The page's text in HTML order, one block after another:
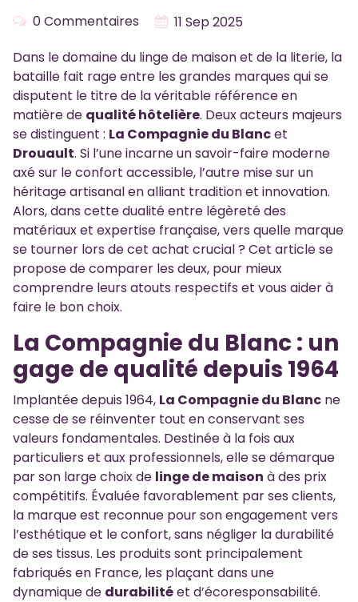
0 Commentaires
11 Sep 2025
Dans le domaine du linge de maison et de la literie, la
bataille fait rage entre les grandes marques qui se
disputent le titre de la véritable référence en
matière de qualité hôtelière. Deux acteurs majeurs
se distinguent : La Compagnie du Blancet
Drouault. Si l’une incarne un savoir-faire moderne
axé sur le confort accessible, l’autre mise sur un
héritage artisanal en alliant tradition et innovation.
Alors, dans cette dualité entre légèreté des
matériaux et expertise française, vers quelle marque
se tourner lors de cet achat crucial ? Cet article se
propose de comparer les deux, pour mieux
comprendre leurs atouts respectifs et vous aider à
faire le bon choix.
La Compagnie du Blanc : un
gage de qualité depuis 1964
Implantée depuis 1964, La Compagnie du Blanc ne
cesse de se réinventer tout en conservant ses
valeurs fondamentales. Destinée à la fois aux
particuliers et aux professionnels, elle se démarque
par son large choix de linge de maison à des prix
compétitifs. Évaluée favorablement par ses clients,
la marque est reconnue pour son engagement vers
l’esthétique et le confort, sans négliger la durabilité
de ses tissus. Les produits sont principalement
fabriqués en France, les plaçant dans une
dynamique de durabilitéet d’écoresponsabilité.